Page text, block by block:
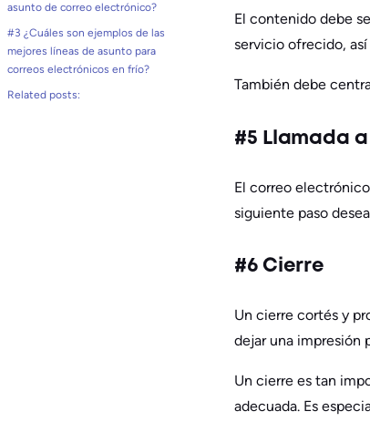
asunto de correo electrónico?
#3 ¿Cuáles son ejemplos de las
mejores líneas de asunto para
correos electrónicos en frío?
Related posts:
El contenido debe
servicio ofrecido,
También debe
#5 Llamada
El correo
siguiente paso
#6 Cierre
Un cierre cortés y
dejar una impresión
Un cierre es tan
adecuada. Es